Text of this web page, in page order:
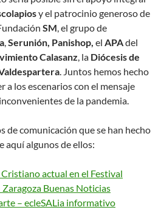
y el patrocinio generoso de
SM, el grupo de
,Serunión, Panishop, el APAdel
Calasanz, la Diócesis de
. Juntos hemos hecho
a los escenarios con el mensaje
de la pandemia.
de comunicación que se han hecho
aquí algunos de ellos:
actual en el Festival
Buenas Noticias
– ecleSALia informativo